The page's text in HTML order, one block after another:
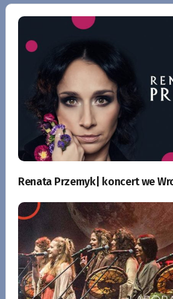
Renata Przemyk| koncert we